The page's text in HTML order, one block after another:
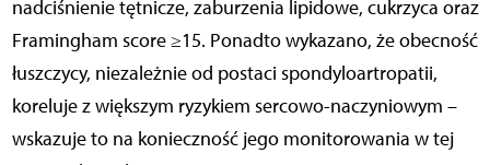
nadciśnienie tętnicze, zaburzenia lipidowe, cukrzyca oraz
Framingham score ≥15. Ponadto wykazano, że obecność
łuszczycy, niezależnie od postaci spondyloartropatii,
koreluje z większym ryzykiem sercowo-naczyniowym –
wskazuje to na konieczność jego monitorowania w tej